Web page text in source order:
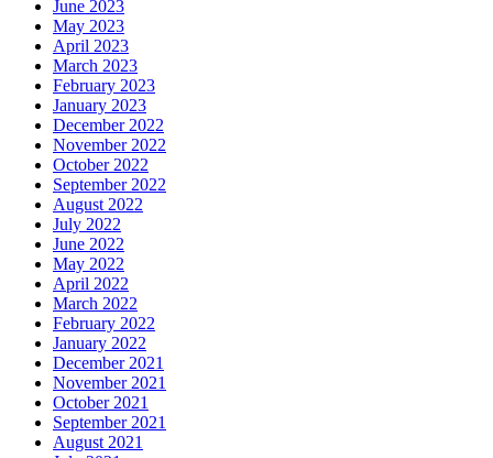
June 2023
May 2023
April 2023
March 2023
February 2023
January 2023
December 2022
November 2022
October 2022
September 2022
August 2022
July 2022
June 2022
May 2022
April 2022
March 2022
February 2022
January 2022
December 2021
November 2021
October 2021
September 2021
August 2021